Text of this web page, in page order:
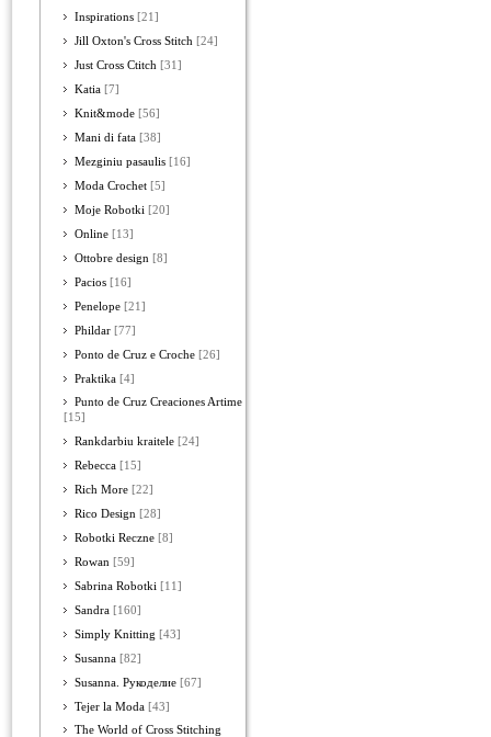
Inspirations [21]
Jill Oxton's Cross Stitch [24]
Just Cross Ctitch [31]
Katia [7]
Knit&mode [56]
Mani di fata [38]
Mezginiu pasaulis [16]
Moda Crochet [5]
Moje Robotki [20]
Online [13]
Ottobre design [8]
Pacios [16]
Penelope [21]
Phildar [77]
Ponto de Cruz e Croche [26]
Praktika [4]
Punto de Cruz Creaciones Artime
[15]
Rankdarbiu kraitele [24]
Rebecca [15]
Rich More [22]
Rico Design [28]
Robotki Reczne [8]
Rowan [59]
Sabrina Robotki [11]
Sandra [160]
Simply Knitting [43]
Susanna [82]
Susanna. Рукоделие [67]
Tejer la Moda [43]
The World of Cross Stitching